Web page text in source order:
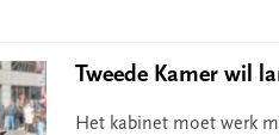
Tweede Kamer wil
Het kabinet moet werk